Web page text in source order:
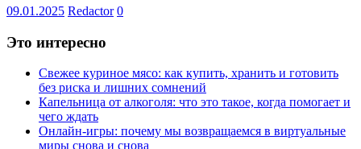
09.01.2025 Redactor 0
Это интересно
Свежее куриное мясо: как купить, хранить и готовить
без риска и лишних сомнений
Капельница от алкоголя: что это такое, когда помогает и
чего ждать
Онлайн-игры: почему мы возвращаемся в виртуальные
миры снова и снова